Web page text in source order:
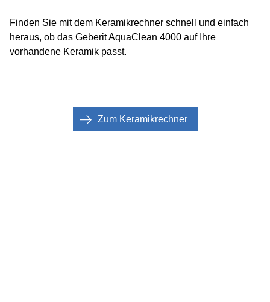
Finden Sie mit dem Keramikrechner schnell und einfach
heraus, ob das Geberit AquaClean 4000 auf Ihre
vorhandene Keramik passt.
Zum Keramikrechner